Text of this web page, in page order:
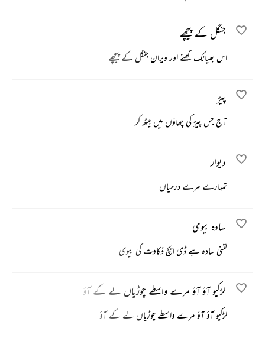
جنگل کے پیچھے
اس بھیانک گھنے اور ویران جنگل کے پیچھے
پیڑ
آج جس پیڑ کی چھاؤں میں بیٹھ کر
دیوار
تمہارے مرے درمیاں
سادہ بیوی
کتنی سادہ ہے ڈی ایچ ذکاوت کی بیوی
لڑکیو آؤ آؤ مرے واسطے چوڑیاں لے کے آؤ
لڑکیو آؤ آؤ مرے واسطے چوڑیاں لے کے آؤ